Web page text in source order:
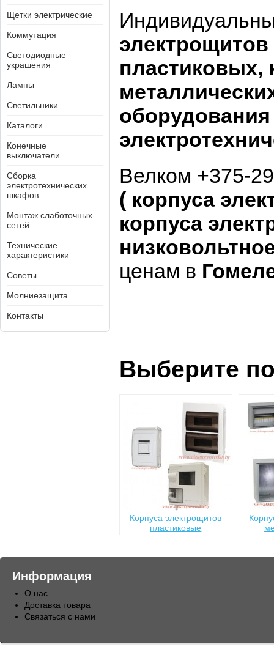
Щетки электрические
Коммутация
Светодиодные
украшения
Лампы
Светильники
Каталоги
Конечные
выключатели
Сборка
электротехнических
шкафов
Монтаж слаботочных
сетей
Технические
характеристики
Советы
Молниезащита
Контакты
электрощитов
пластиковых,
Велком +375-
( корпуса
корпуса
ценам в
Выберите
Корпуса электрощитов
пластиковые
Информация
О нас
Доставка товара
Связаться с нами